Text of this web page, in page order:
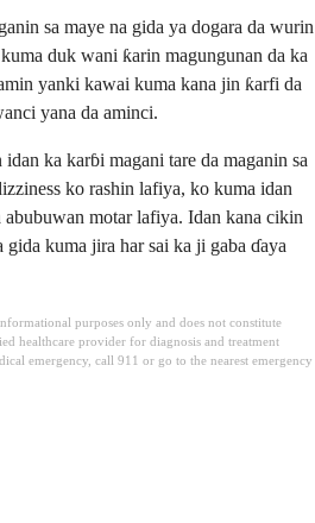
sa maye na gida ya dogara da wurin
duk wani ƙarin magungunan da ka
yanki kawai kuma kana jin ƙarfi da
yana da aminci.
ka karɓi magani tare da maganin sa
ko rashin lafiya, ko kuma idan
motar lafiya. Idan kana cikin
kuma jira har sai ka ji gaba ɗaya
purposes only and does not constitute
healthcare provider for diagnosis and treatment
emergency, call 911 or go to the nearest emergency